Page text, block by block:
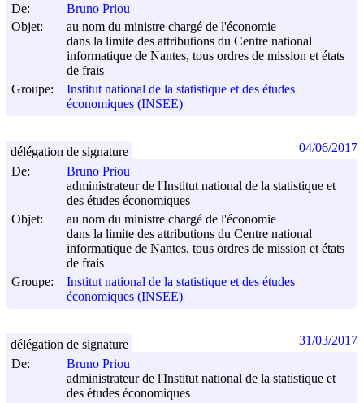
De:
Bruno Priou
Objet:
au nom du ministre chargé de l'économie
dans la limite des attributions du Centre national
informatique de Nantes, tous ordres de mission et états
de frais
Groupe:
Institut national de la statistique et des études
économiques (INSEE)
De:
Bruno Priou
administrateur de l'Institut national de la statistique et
des études économiques
Objet:
au nom du ministre chargé de l'économie
dans la limite des attributions du Centre national
informatique de Nantes, tous ordres de mission et états
de frais
Groupe:
Institut national de la statistique et des études
économiques (INSEE)
délégation de signature 04/06/2017
De:
Bruno Priou
administrateur de l'Institut national de la statistique et
des études économiques
délégation de signature 31/03/2017